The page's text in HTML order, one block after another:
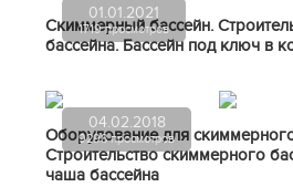
01.01.2021
1719 просмотров
Скиммерный бассейн.
бассейна. Бассейн под ключ в
04.02.2018
9298 просмотров
Оборудование для
Строительство скиммерного
чаша бассейна